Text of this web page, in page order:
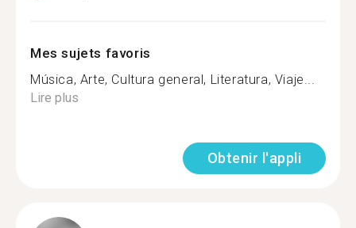
Mes sujets favoris
Música, Arte, Cultura general, Literatura, Viaje...
Lire plus
Obtenir l'appli